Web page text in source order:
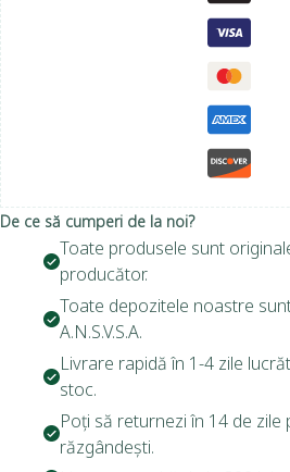
De ce să cumperi de la noi?
Toate produsele sunt
producător.
Toate depozitele noastre
A.N.S.V.S.A.
Livrare rapidă în 1-4 zile
stoc.
Poți să returnezi în 14 de zile
răzgândești.